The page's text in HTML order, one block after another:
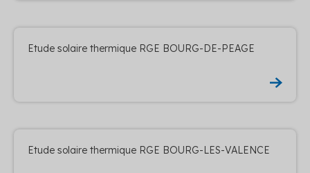
Etude solaire thermique RGE BOURG-DE-PEAGE
Etude solaire thermique RGE BOURG-LES-VALENCE